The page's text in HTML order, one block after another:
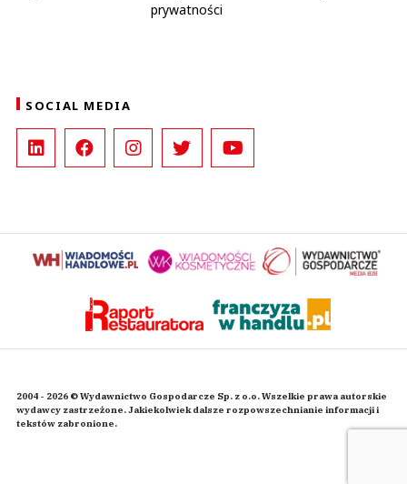
prywatności
SOCIAL MEDIA
2004 - 2026 © Wydawnictwo Gospodarcze Sp. z o.o. Wszelkie prawa autorskie
wydawcy zastrzeżone. Jakiekolwiek dalsze rozpowszechnianie informacji i
tekstów zabronione.